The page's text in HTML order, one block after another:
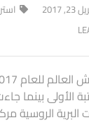
2017
الأولى بينما
الروسية